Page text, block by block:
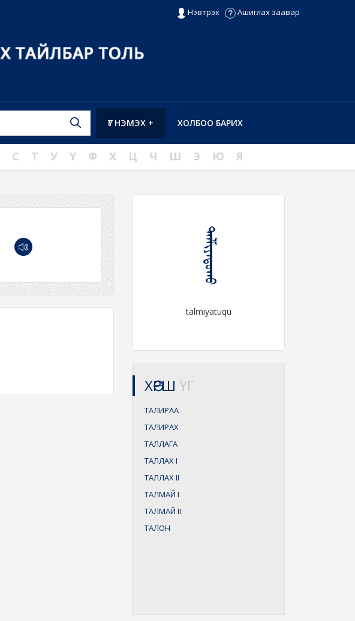
Нэвтрэх Ашиглах заавар
ХОЛБОО БАРИХ
ҮГ НЭМЭХ +
С Т У Ү Ф Х Ц Ч Ш Э Ю Я
ᠲᠠᠯᠮᠢᠶᠠᠲᠤᠬᠤ
talmiyatuqu
ХӨРШ ҮГ
ТАЛИРАА
ТАЛИРАХ
ТАЛЛАГА
ТАЛЛАХI
ТАЛЛАХII
ТАЛМАЙ I
ТАЛМАЙ II
ТАЛОН